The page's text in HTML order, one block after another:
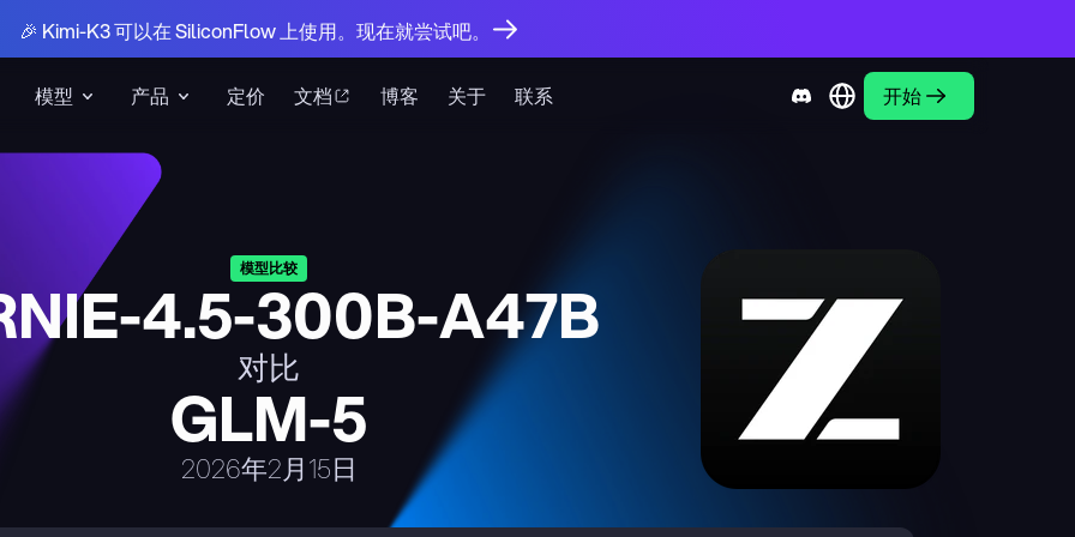
模型 产品 定价 文档 博客 关于 联系 开始
🎉 Kimi-K3 可以在 SiliconFlow 上使用。现在就尝试吧。
模型比较
4.5-300B-A47B
对比
GLM-5
2026年2月15日